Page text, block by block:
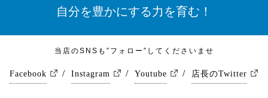
自分を豊かにする力を育む！
当店のSNSも”フォロー”してくださいませ
Facebook Instagram Youtube 店長のTwitter